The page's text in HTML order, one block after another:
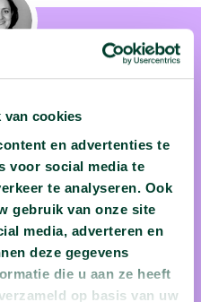
van cookies
en advertenties te
voor social media te
te analyseren. Ook
gebruik van onze site
media, adverteren en
deze gegevens
die u aan ze heeft
op basis van uw
Deuss
(Universiteit Utrecht)
bewijs leverde dat de aarde
massa bestaat, maar
als de maan! Ook vertelt ze
lava spuwt en..... waarom de